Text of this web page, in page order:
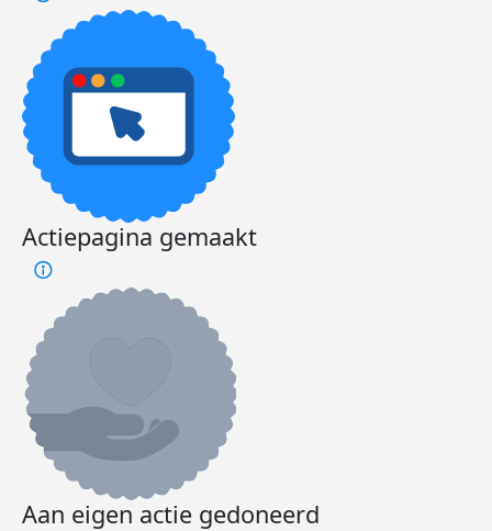
Actiepagina gemaakt
Aan eigen actie gedoneerd